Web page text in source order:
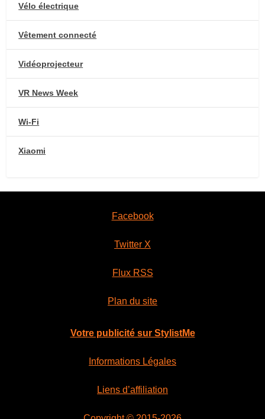
Vélo électrique
Vêtement connecté
Vidéoprojecteur
VR News Week
Wi-Fi
Xiaomi
Facebook
Twitter X
Flux RSS
Plan du site
Votre publicité sur StylistMe
Informations Légales
Liens d’affiliation